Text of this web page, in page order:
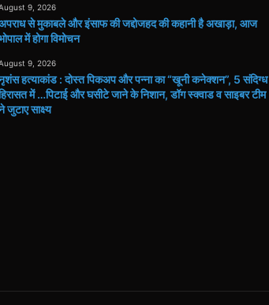
9, 2026
से मुकाबले और इंसाफ की जद्दोजहद की कहानी है अखाड़ा, आज
में होगा विमोचन
9, 2026
हत्याकांड : दोस्त पिकअप और पन्ना का “खूनी कनेक्शन”, 5 संदिग्ध
में …पिटाई और घसीटे जाने के निशान, डॉग स्क्वाड व साइबर टीम
जुटाए साक्ष्य